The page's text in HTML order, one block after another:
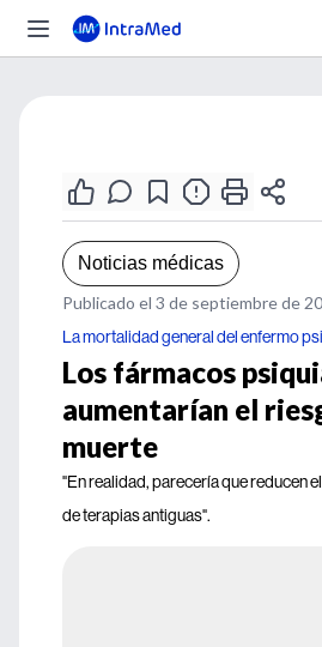
Noticias médicas
Publicado el 3 de septiembre de
La mortalidad general del enfermo
Los fármacos
aumentarían el
muerte
"En realidad, parecería que reducen
de terapias antiguas".